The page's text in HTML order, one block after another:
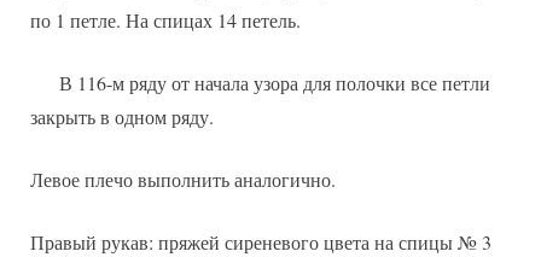
по 1 петле. На спицах 14 петель.
В 116-м ряду от начала узора для полочки все петли
закрыть в одном ряду.
Левое плечо выполнить аналогично.
Правый рукав: пряжей сиреневого цвета на спицы № 3